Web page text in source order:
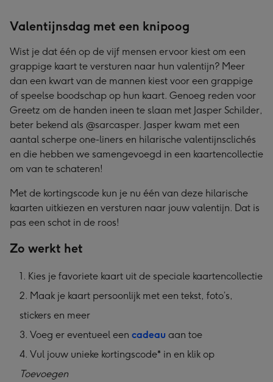
Valentijnsdag met een knipoog
Wist je dat één op de vijf mensen ervoor kiest om een
grappige kaart te versturen naar hun valentijn? Meer
dan een kwart van de mannen kiest voor een grappige
of speelse boodschap op hun kaart. Genoeg reden voor
Greetz om de handen ineen te slaan met Jasper Schilder,
beter bekend als @sarcasper. Jasper kwam met een
aantal scherpe one-liners en hilarische valentijnsclichés
en die hebben we samengevoegd in een kaartencollectie
om van te schateren!
Met de kortingscode kun je nu één van deze hilarische
kaarten uitkiezen en versturen naar jouw valentijn. Dat is
pas een schot in de roos!
Zo werkt het
Kies je favoriete kaart uit de speciale kaartencollectie
Maak je kaart persoonlijk met een tekst, foto’s,
stickers en meer
Voeg er eventueel een cadeau aan toe
Vul jouw unieke kortingscode* in en klik op
Toevoegen